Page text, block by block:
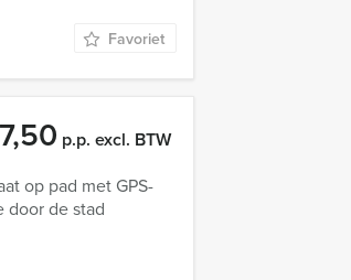
Favoriet
p.p. excl. BTW
op pad met GPS-
door de stad